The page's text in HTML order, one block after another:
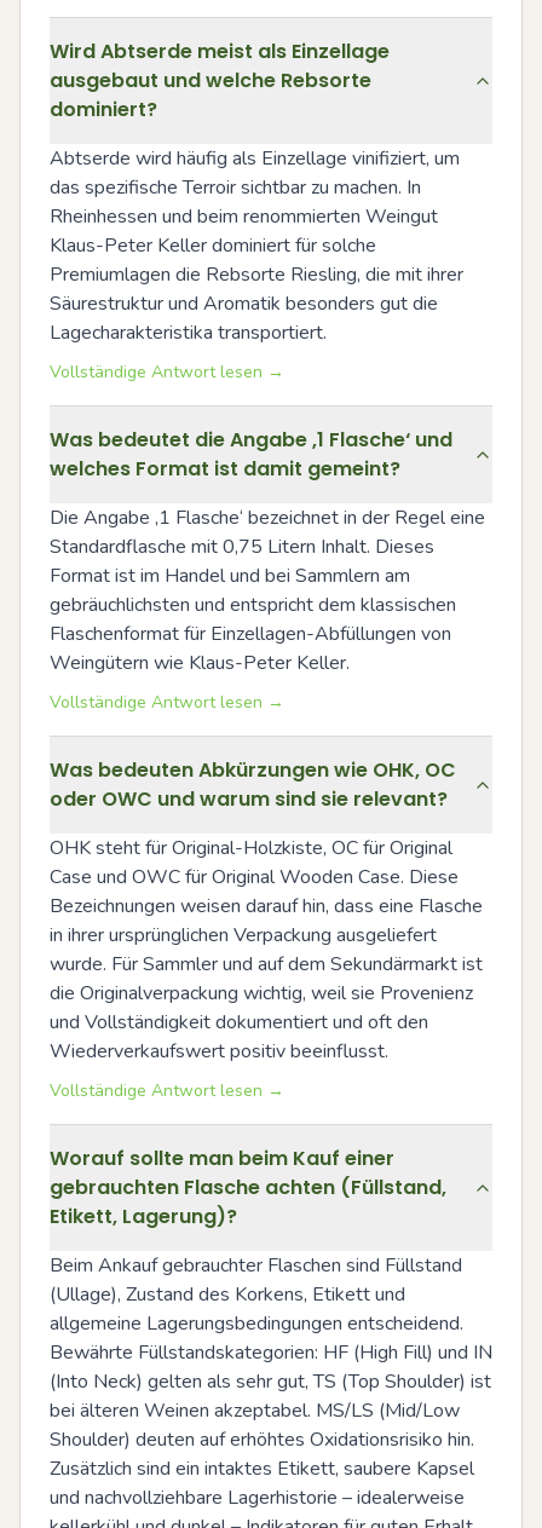
Wird Abtserde meist als Einzellage
ausgebaut und welche Rebsorte
dominiert?
Abtserde wird häufig als Einzellage vinifiziert, um
das spezifische Terroir sichtbar zu machen. In
Rheinhessen und beim renommierten Weingut
Klaus-Peter Keller dominiert für solche
Premiumlagen die Rebsorte Riesling, die mit ihrer
Säurestruktur und Aromatik besonders gut die
Lagecharakteristika transportiert.
Vollständige Antwort lesen →
Was bedeutet die Angabe ‚1 Flasche‘ und
welches Format ist damit gemeint?
Die Angabe ‚1 Flasche‘ bezeichnet in der Regel eine
Standardflasche mit 0,75 Litern Inhalt. Dieses
Format ist im Handel und bei Sammlern am
gebräuchlichsten und entspricht dem klassischen
Flaschenformat für Einzellagen-Abfüllungen von
Weingütern wie Klaus-Peter Keller.
Vollständige Antwort lesen →
Was bedeuten Abkürzungen wie OHK, OC
oder OWC und warum sind sie relevant?
OHK steht für Original-Holzkiste, OC für Original
Case und OWC für Original Wooden Case. Diese
Bezeichnungen weisen darauf hin, dass eine Flasche
in ihrer ursprünglichen Verpackung ausgeliefert
wurde. Für Sammler und auf dem Sekundärmarkt ist
die Originalverpackung wichtig, weil sie Provenienz
und Vollständigkeit dokumentiert und oft den
Wiederverkaufswert positiv beeinflusst.
Vollständige Antwort lesen →
Worauf sollte man beim Kauf einer
gebrauchten Flasche achten (Füllstand,
Etikett, Lagerung)?
Beim Ankauf gebrauchter Flaschen sind Füllstand
(Ullage), Zustand des Korkens, Etikett und
allgemeine Lagerungsbedingungen entscheidend.
Bewährte Füllstandskategorien: HF (High Fill) und IN
(Into Neck) gelten als sehr gut, TS (Top Shoulder) ist
bei älteren Weinen akzeptabel. MS/LS (Mid/Low
Shoulder) deuten auf erhöhtes Oxidationsrisiko hin.
Zusätzlich sind ein intaktes Etikett, saubere Kapsel
und nachvollziehbare Lagerhistorie – idealerweise